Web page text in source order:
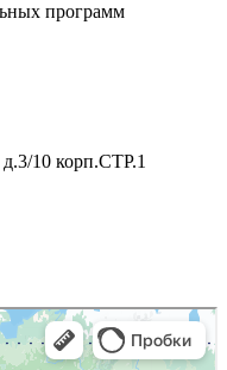
программ
10 корп.СТР.1